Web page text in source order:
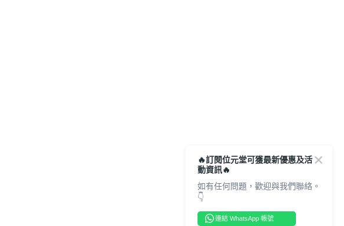
🔥訂閱位元堂可獲最新優惠及活
動資訊🔥
如有任何問題，歡迎與我們聯絡。
👇
連結 WhatsApp 帳號